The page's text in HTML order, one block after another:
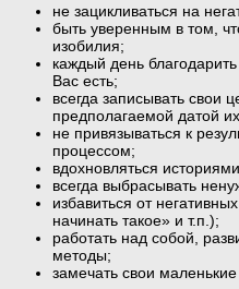
не зацикливаться на
быть уверенным в том,
изобилия;
каждый день
Вас есть;
всегда записывать свои
предполагаемой датой
не привязываться к
процессом;
вдохновляться
всегда выбрасывать
избавиться от
начинать такое» и т.п.);
работать над собой,
методы;
замечать свои